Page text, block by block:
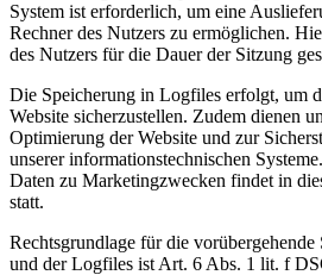
System ist erforderlich, um eine
Rechner des Nutzers zu ermöglichen.
des Nutzers für die Dauer der Sitzung
Die Speicherung in Logfiles erfolgt, um
Website sicherzustellen. Zudem dienen
Optimierung der Website und zur
unserer informationstechnischen
Daten zu Marketingzwecken findet in
statt.
Rechtsgrundlage für die vorübergehende
und der Logfiles ist Art. 6 Abs. 1 lit. f